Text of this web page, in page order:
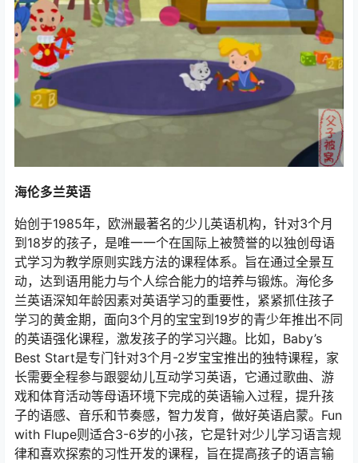
海伦多兰英语
始创于1985年，欧洲最著名的少儿英语机构，针对3个月
到18岁的孩子，是唯一一个在国际上被赞誉的以独创母语
式学习为教学原则实践方法的课程体系。旨在通过全景互
动，达到语用能力与个人综合能力的培养与锻炼。海伦多
兰英语深知年龄因素对英语学习的重要性，紧紧抓住孩子
学习的黄金期，面向3个月的宝宝到19岁的青少年推出不同
的英语强化课程，激发孩子的学习兴趣。比如，Baby’s
Best Start是专门针对3个月-2岁宝宝推出的独特课程，家
长需要全程参与跟婴幼儿互动学习英语，它通过歌曲、游
戏和体育活动等母语环境下完成的英语输入过程，提升孩
子的语感、音乐和节奏感，智力发育，做好英语启蒙。Fun
with Flupe则适合3-6岁的小孩，它是针对少儿学习语言规
律和喜欢探索的习性开发的课程，旨在提高孩子的语言输